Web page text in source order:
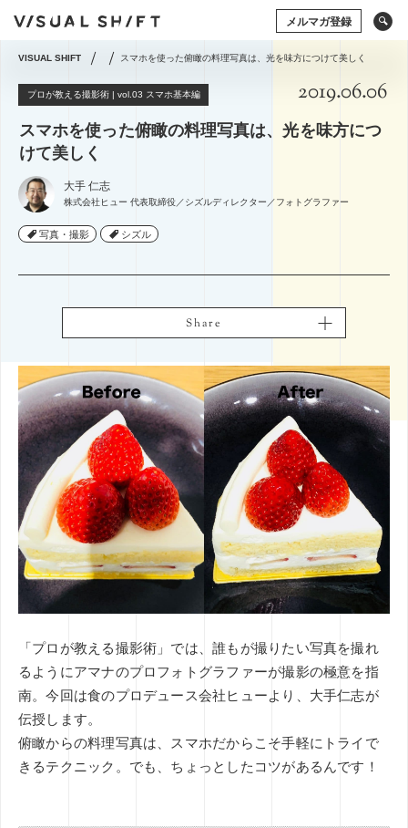
メルマガ登録
キーワードから検索
ソーシャルメディア
動画
アマナの事例
撮影術
View All Tag
View All Tag
タグから検索
ドローン アート×ビジネス CG
VR
ストックフォト
ソーシャルメディア
撮影術
シズル
イベント
グラフィックデザイン
プレゼンテーション
企画の立て方
オウンドメディア
Webデザイン
ECサイト
編集・ライティング
用語集
イラスト・マンガ
その他
ミエナイモノを可視化
グラフィックレコーディング
印刷技術
AI
企業のブランディング事例
アイデアのタネ
基礎知識
インナーブランディング
SDGs
COVID-19
特集 イノベーション
DX
五感
コンテンツマーケティング
デザインシンキング
ブックガイド 課題設定
VISUAL SHIFT スマホを使った俯瞰の料理写真は、光を味方につけて美しく
プロが教える撮影術 | vol.03 スマホ基本編 2019.06.06
スマホを使った俯瞰の料理写真は、光を味方につ
けて美しく
大手 仁志
株式会社ヒュー 代表取締役／シズルディレクター／フォトグラファー
写真・撮影
写真・撮影 シズル
シズル
Share
Share
「プロが教える撮影術」では、誰もが撮りたい写真を撮れ
るようにアマナのプロフォトグラファーが撮影の極意を指
南。今回は食のプロデュース会社ヒューより、大手仁志が
伝授します。
俯瞰からの料理写真は、スマホだからこそ手軽にトライで
きるテクニック。でも、ちょっとしたコツがあるんです！